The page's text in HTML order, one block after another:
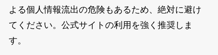
よる個人情報流出の危険もあるため、絶対に避け
てください。公式サイトの利用を強く推奨しま
す。